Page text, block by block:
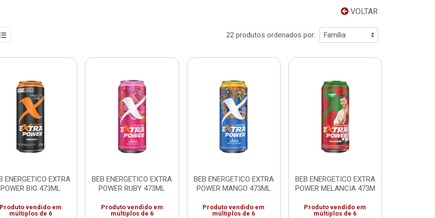
VOLTAR
22 produtos ordenados por:
ENERGETICO EXTRA
POWER BIG 473ML
vendido em
múltiplos de 6
BEB ENERGETICO EXTRA
POWER RUBY 473ML
Produto vendido em
múltiplos de 6
BEB ENERGETICO EXTRA
POWER MANGO 473ML
Produto vendido em
múltiplos de 6
BEB ENERGETICO EXTRA
POWER MELANCIA 473M
Produto vendido em
múltiplos de 6